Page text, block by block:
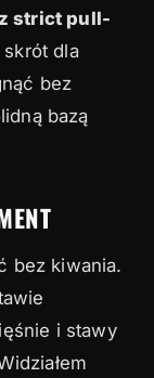
strict pull-
dla
bez
bazą
bez kiwania.
i stawy